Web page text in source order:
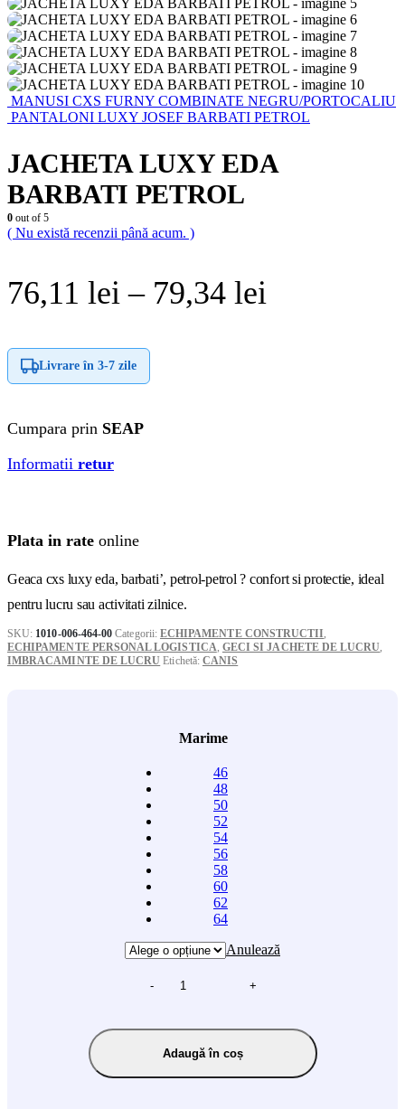
MANUSI CXS FURNY COMBINATE NEGRU/PORTOCALIU
PANTALONI LUXY JOSEF BARBATI PETROL
JACHETA LUXY EDA
BARBATI PETROL
0 out of 5
( Nu există recenzii până acum. )
76,11 lei – 79,34 lei
Livrare în 3-7 zile
Cumpara prin SEAP
Informatii retur
Plata in rate online
Geaca cxs luxy eda, barbati’, petrol-petrol ? confort si protectie, ideal
pentru lucru sau activitati zilnice.
SKU: 1010-006-464-00 Categorii: ECHIPAMENTE CONSTRUCTII,
ECHIPAMENTE PERSONAL LOGISTICA, GECI SI JACHETE DE LUCRU,
IMBRACAMINTE DE LUCRU Etichetă: CANIS
Marime
46
48
50
52
54
56
58
60
62
64
Anulează
- +
Adaugă în coș